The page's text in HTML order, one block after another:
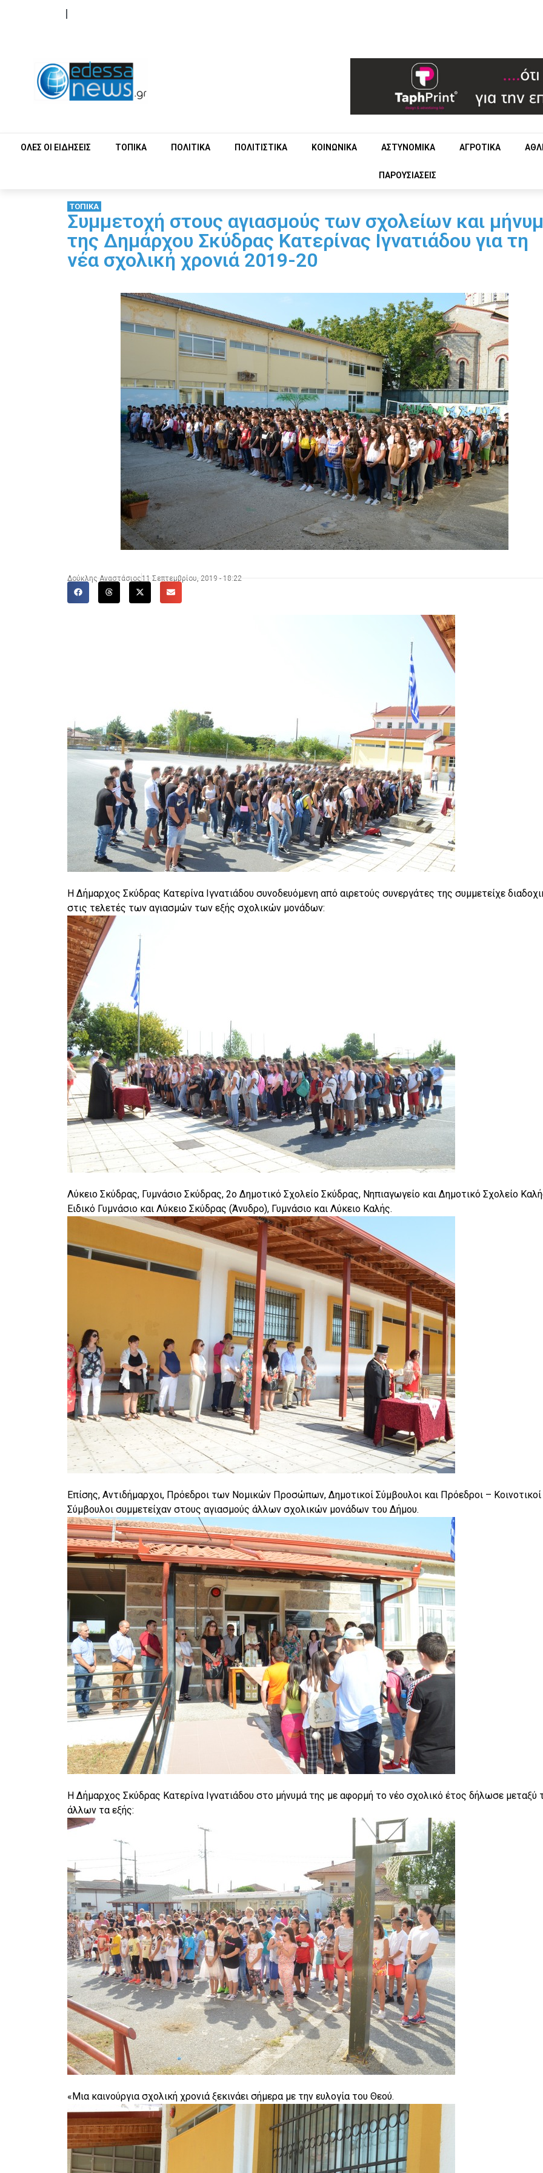
ΟΛΕΣ ΟΙ ΕΙΔΗΣΕΙΣ ΤΟΠΙΚΑ ΠΟΛΙΤΙΚΑ ΠΟΛΙΤΙΣΤΙΚΑ ΚΟΙΝΩΝΙΚΑ ΑΣΤΥΝΟΜΙΚΑ ΑΓΡΟΤΙΚΑ
ΠΑΡΟΥΣΙΑΣΕΙΣ
ΤΟΠΙΚΑ
Συμμετοχή στους αγιασμούς των σχολείων και
της Δημάρχου Σκύδρας Κατερίνας Ιγνατιάδου για τη
νέα σχολική χρονιά 2019-20
Δούκλης Αναστάσιος 11 Σεπτεμβρίου, 2019 - 18:22
Η Δήμαρχος Σκύδρας Κατερίνα Ιγνατιάδου συνοδευόμενη από αιρετούς συνεργάτες της συμμετείχε
στις τελετές των αγιασμών των εξής σχολικών μονάδων:
Λύκειο Σκύδρας, Γυμνάσιο Σκύδρας, 2ο Δημοτικό Σχολείο Σκύδρας, Νηπιαγωγείο και Δημοτικό Σχολείο
Ειδικό Γυμνάσιο και Λύκειο Σκύδρας (Άνυδρο), Γυμνάσιο και Λύκειο Καλής.
Επίσης, Αντιδήμαρχοι, Πρόεδροι των Νομικών Προσώπων, Δημοτικοί Σύμβουλοι και Πρόεδροι – Κοινοτικοί
Σύμβουλοι συμμετείχαν στους αγιασμούς άλλων σχολικών μονάδων του Δήμου.
Η Δήμαρχος Σκύδρας Κατερίνα Ιγνατιάδου στο μήνυμά της με αφορμή το νέο σχολικό έτος δήλωσε μεταξύ
άλλων τα εξής:
«Μια καινούργια σχολική χρονιά ξεκινάει σήμερα με την ευλογία του Θεού.